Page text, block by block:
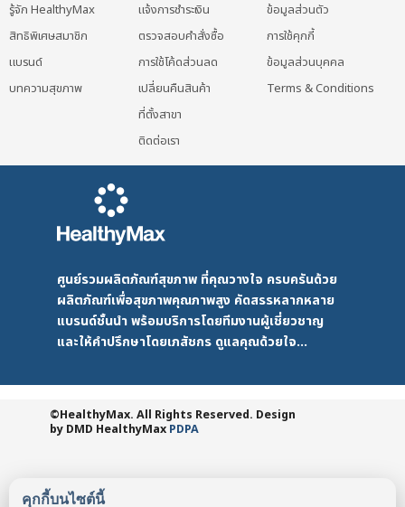
กค้า
คุกกี้บนไซต์นี้
รู้จัก HealthyMax
สิทธิพิเศษสมาชิก
แบรนด์
บทความสุขภาพ
แจ้งการชำระเงิน
ตรวจสอบคำสั่งซื้อ
การใช้โค้ดส่วนลด
เปลี่ยนคืนสินค้า
ที่ตั้งสาขา
ติดต่อเรา
ข้อมูลส่วนตัว
การใช้คุกกี้
ข้อมูลส่วนบุคคล
Terms & Conditions
ศูนย์รวมผลิตภัณฑ์สุขภาพ ที่คุณวางใจ ครบครันด้วย
ผลิตภัณฑ์เพื่อสุขภาพคุณภาพสูง คัดสรรหลากหลาย
แบรนด์ชั้นนำ พร้อมบริการโดยทีมงานผู้เชี่ยวชาญ
และให้คำปรึกษาโดยเภสัชกร ดูแลคุณด้วยใจ...
©HealthyMax. All Rights Reserved. Design
by DMD HealthyMax PDPA